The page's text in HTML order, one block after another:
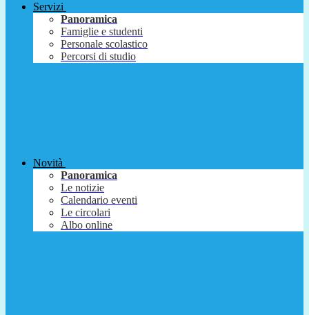
Servizi
Panoramica
Famiglie e studenti
Personale scolastico
Percorsi di studio
Novità
Panoramica
Le notizie
Calendario eventi
Le circolari
Albo online